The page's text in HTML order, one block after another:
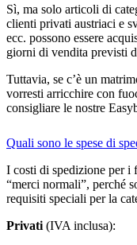
Sì, ma solo articoli di
clienti privati ​​austriaci e
ecc. possono essere
giorni di vendita previsti
Tuttavia, se c’è un
vorresti arricchire con
consigliare le nostre
Quali sono le spese di
I costi di spedizione per i
“merci normali”, perché
requisiti speciali per la
Privati (IVA inclusa):